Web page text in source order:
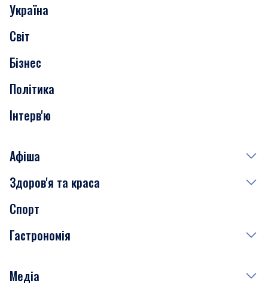
Скандали
Нерухомість
Транспорт
Україна
Світ
Бізнес
Політика
Інтерв'ю
Афіша
Сьогодні
Завтра
Субота
Здоров'я та краса
Медицина
Краса
Спорт
Гастрономія
Рецепти
Медіа